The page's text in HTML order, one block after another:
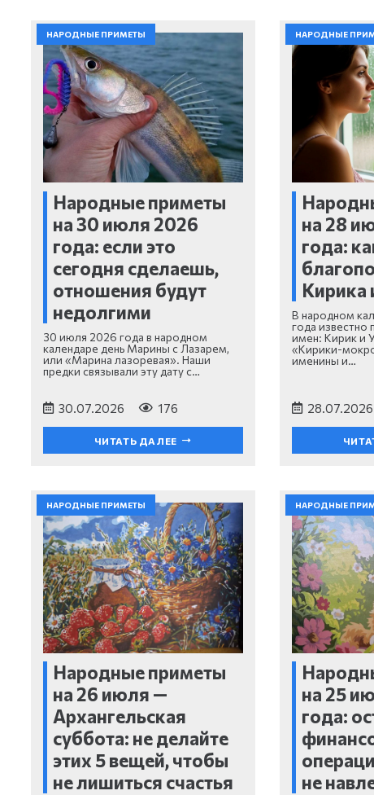
НАРОДНЫЕ ПРИМЕТЫ
Народные приметы
на 30 июля 2026
года: если это
сегодня сделаешь,
отношения будут
недолгими
30 июля 2026 года в народном
календаре день Марины с Лазарем,
или «Марина лазоревая». Наши
предки связывали эту дату с…
30.07.2026 176
ЧИТАТЬ ДАЛЕЕ
НАРОДНЫЕ
на 28
года:
Кирика
В народном
года
имен: Кирик и
«Кирики-
именины и…
28.07.2026
НАРОДНЫЕ ПРИМЕТЫ
Народные приметы
на 26 июля —
Архангельская
суббота: не делайте
этих 5 вещей, чтобы
не лишиться счастья
НАРОДНЫЕ
на 25
года:
не